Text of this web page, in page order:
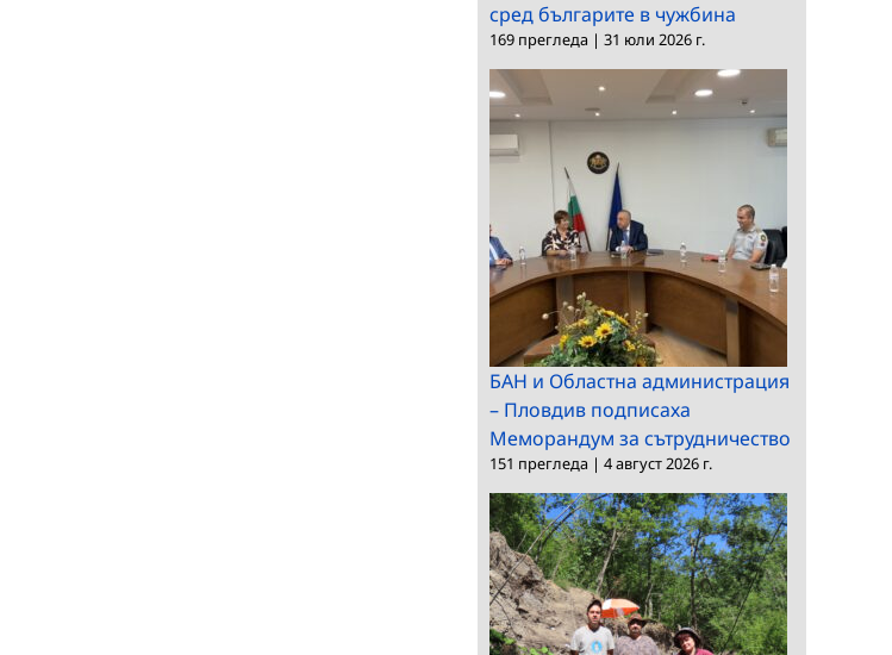
сред българите в чужбина
169 прегледа | 31 юли 2026 г.
БАН и Областна администрация
– Пловдив подписаха
Меморандум за сътрудничество
151 прегледа | 4 август 2026 г.